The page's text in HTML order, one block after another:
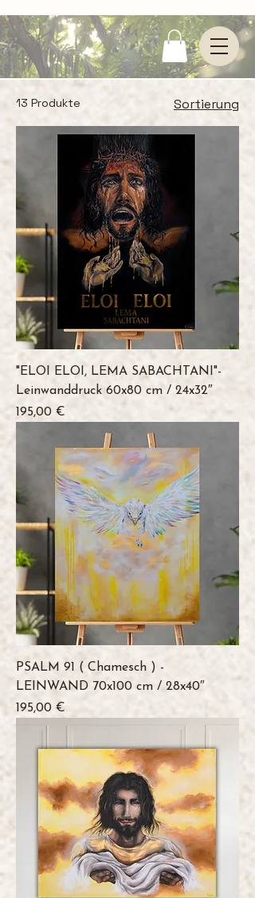
13 Produkte Sortierung
"ELOI ELOI, LEMA SABACHTANI"-
Leinwanddruck 60x80 cm / 24x32″
Preis
195,00 €
PSALM 91 ( Chamesch ) -
LEINWAND 70x100 cm / 28x40″
Preis
195,00 €